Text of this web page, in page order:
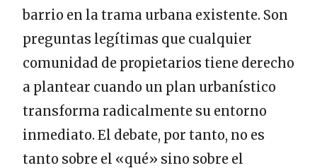
barrio en la trama urbana existente. Son
preguntas legítimas que cualquier
comunidad de propietarios tiene derecho
a plantear cuando un plan urbanístico
transforma radicalmente su entorno
inmediato. El debate, por tanto, no es
tanto sobre el «qué» sino sobre el